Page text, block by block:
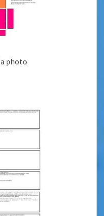
photo